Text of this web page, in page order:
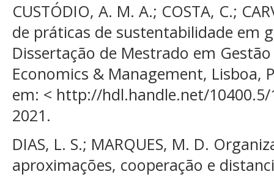
CUSTÓDIO, A. M. A.; COSTA, C.;
de práticas de sustentabilidade em
Dissertação de Mestrado em
Economics & Management, Lisboa,
em: < http://hdl.handle.net/10400.5/
2021.
DIAS, L. S.; MARQUES, M. D.
aproximações, cooperação e